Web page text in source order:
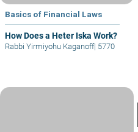
Basics of Financial Laws
How Does a Heter Iska Work?
Rabbi Yirmiyohu Kaganoff| 5770